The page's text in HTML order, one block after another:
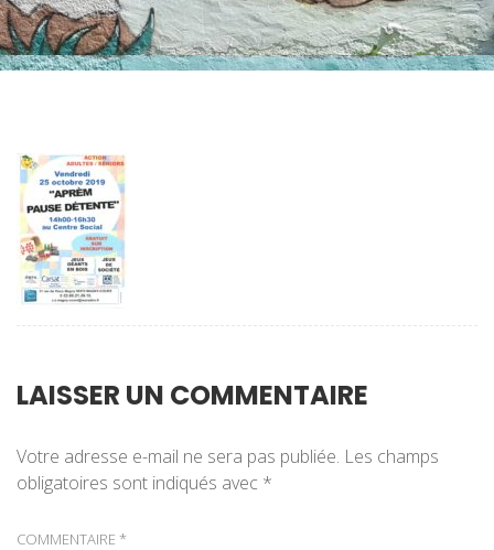
LAISSER UN COMMENTAIRE
Votre adresse e-mail ne sera pas publiée. Les champs
obligatoires sont indiqués avec *
COMMENTAIRE *